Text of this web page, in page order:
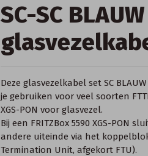
SC-SC
Deze glasvezelkabel set SC
je gebruiken voor veel soorten
XGS-PON voor glasvezel.
Bij een FRITZBox 5590 XGS-PON
andere uiteinde via het
Termination Unit, afgekort FTU).